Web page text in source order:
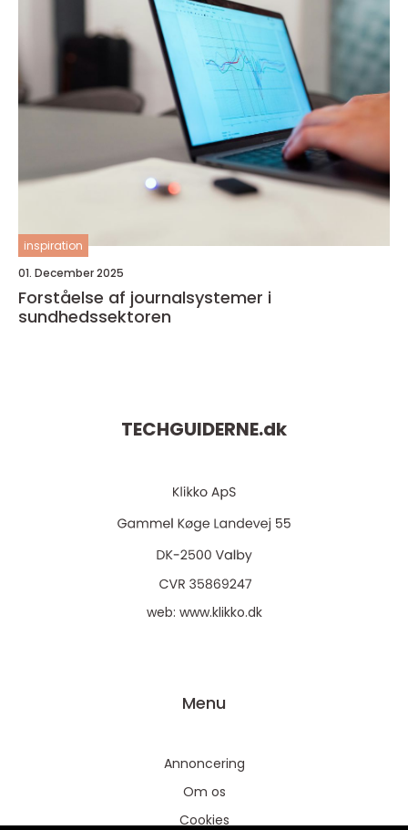
inspiration
01. December 2025
Forståelse af journalsystemer i
sundhedssektoren
TECHGUIDERNE.dk
web: www.klikko.dk
Menu
Annoncering
Om os
Cookies